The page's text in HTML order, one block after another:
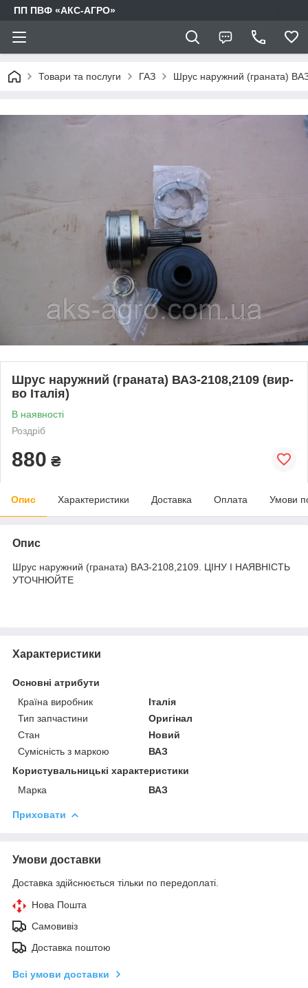
ПП ПВФ «АКС-АГРО»
Товари та послуги ГАЗ Шрус наружний (граната)
Шрус наружний (граната) ВАЗ-2108,2109 (вир-
во Італія)
В наявності
Роздріб
880 ₴
Опис Характеристики Доставка Оплата Умови
Опис
Шрус наружний (граната) ВАЗ-2108,2109. ЦІНУ І НАЯВНІСТЬ
УТОЧНЮЙТЕ
Характеристики
Основні атрибути
Країна виробник
Італія
Тип запчастини
Оригінал
Стан
Новий
Сумісність з маркою
ВАЗ
Користувальницькі характеристики
Марка
ВАЗ
Приховати
Умови доставки
Доставка здійснюється тільки по передоплаті.
Нова Пошта
Самовивіз
Доставка поштою
Всі умови доставки